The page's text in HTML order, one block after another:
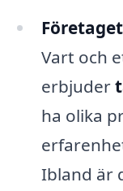
Vart och
erbjuder
ha olika
Ibland är